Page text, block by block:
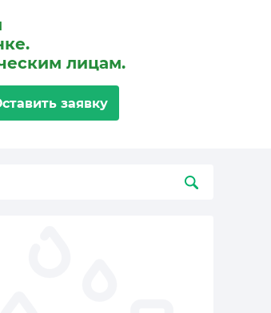
лицам.
заявку